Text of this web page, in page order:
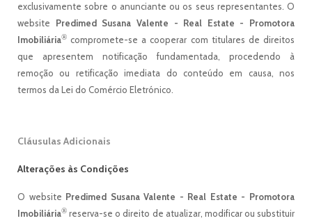
exclusivamente sobre o anunciante ou os seus representantes. O
website Predimed Susana Valente - Real Estate - Promotora
Imobiliária® compromete-se a cooperar com titulares de direitos
que apresentem notificação fundamentada, procedendo à
remoção ou retificação imediata do conteúdo em causa, nos
termos da Lei do Comércio Eletrónico.
Cláusulas Adicionais
Alterações às Condições
O website Predimed Susana Valente - Real Estate - Promotora
Imobiliária® reserva-se o direito de atualizar, modificar ou substituir